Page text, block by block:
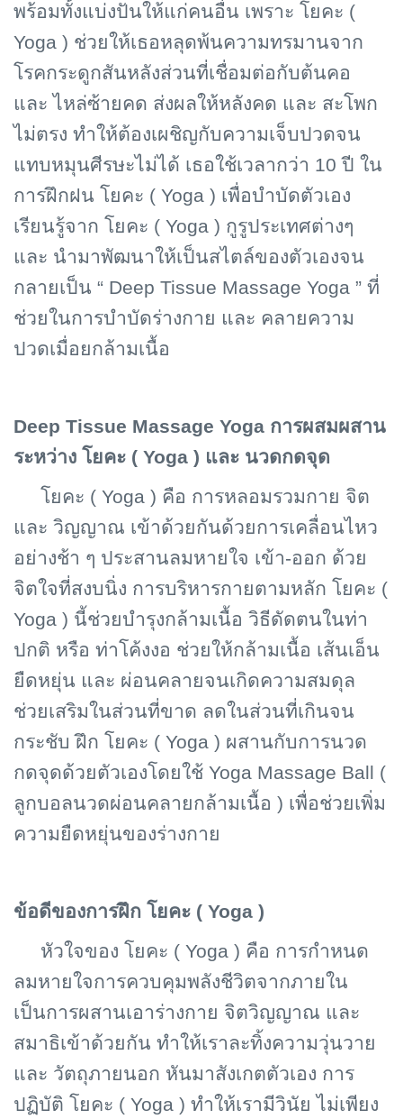
พร้อมทั้งแบ่งปันให้แก่คนอื่น เพราะ โยคะ (
Yoga ) ช่วยให้เธอหลุดพ้นความทรมานจาก
โรคกระดูกสันหลังส่วนที่เชื่อมต่อกับต้นคอ
และ ไหล่ซ้ายคด ส่งผลให้หลังคด และ สะโพก
ไม่ตรง ทำให้ต้องเผชิญกับความเจ็บปวดจน
แทบหมุนศีรษะไม่ได้ เธอใช้เวลากว่า 10 ปี ใน
การฝึกฝน โยคะ ( Yoga ) เพื่อบำบัดตัวเอง
เรียนรู้จาก โยคะ ( Yoga ) กูรูประเทศต่างๆ
และ นำมาพัฒนาให้เป็นสไตล์ของตัวเองจน
กลายเป็น “ Deep Tissue Massage Yoga ” ที่
ช่วยในการบำบัดร่างกาย และ คลายความ
ปวดเมื่อยกล้ามเนื้อ
Deep Tissue Massage Yoga การผสมผสาน
ระหว่าง โยคะ ( Yoga ) และ นวดกดจุด
โยคะ ( Yoga ) คือ การหลอมรวมกาย จิต
และ วิญญาณ เข้าด้วยกันด้วยการเคลื่อนไหว
อย่างช้า ๆ ประสานลมหายใจ เข้า-ออก ด้วย
จิตใจที่สงบนิ่ง การบริหารกายตามหลัก โยคะ (
Yoga ) นี้ช่วยบำรุงกล้ามเนื้อ วิธีดัดตนในท่า
ปกติ หรือ ท่าโค้งงอ ช่วยให้กล้ามเนื้อ เส้นเอ็น
ยืดหยุ่น และ ผ่อนคลายจนเกิดความสมดุล
ช่วยเสริมในส่วนที่ขาด ลดในส่วนที่เกินจน
กระชับ ฝึก โยคะ ( Yoga ) ผสานกับการนวด
กดจุดด้วยตัวเองโดยใช้ Yoga Massage Ball (
ลูกบอลนวดผ่อนคลายกล้ามเนื้อ ) เพื่อช่วยเพิ่ม
ความยืดหยุ่นของร่างกาย
ข้อดีของการฝึก โยคะ ( Yoga )
หัวใจของ โยคะ ( Yoga ) คือ การกำหนด
ลมหายใจการควบคุมพลังชีวิตจากภายใน
เป็นการผสานเอาร่างกาย จิตวิญญาณ และ
สมาธิเข้าด้วยกัน ทำให้เราละทิ้งความวุ่นวาย
และ วัตถุภายนอก หันมาสังเกตตัวเอง การ
ปฏิบัติ โยคะ ( Yoga ) ทำให้เรามีวินัย ไม่เพียง